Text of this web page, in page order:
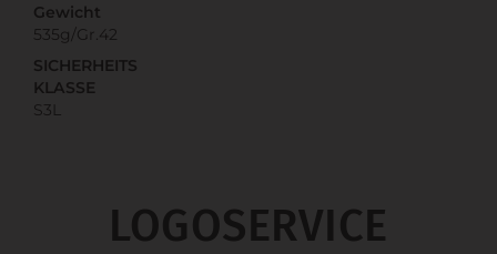
Gewicht
535g/Gr.42
SICHERHEITS
KLASSE
S3L
LOGOSERVICE